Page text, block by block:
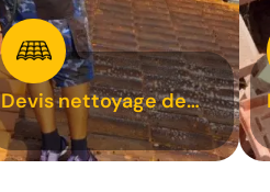
Devis nettoyage de
toiture 31